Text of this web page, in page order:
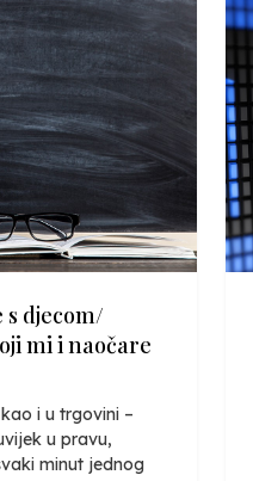
djecom/
mi i naočare
i u trgovini –
u pravu,
minut jednog